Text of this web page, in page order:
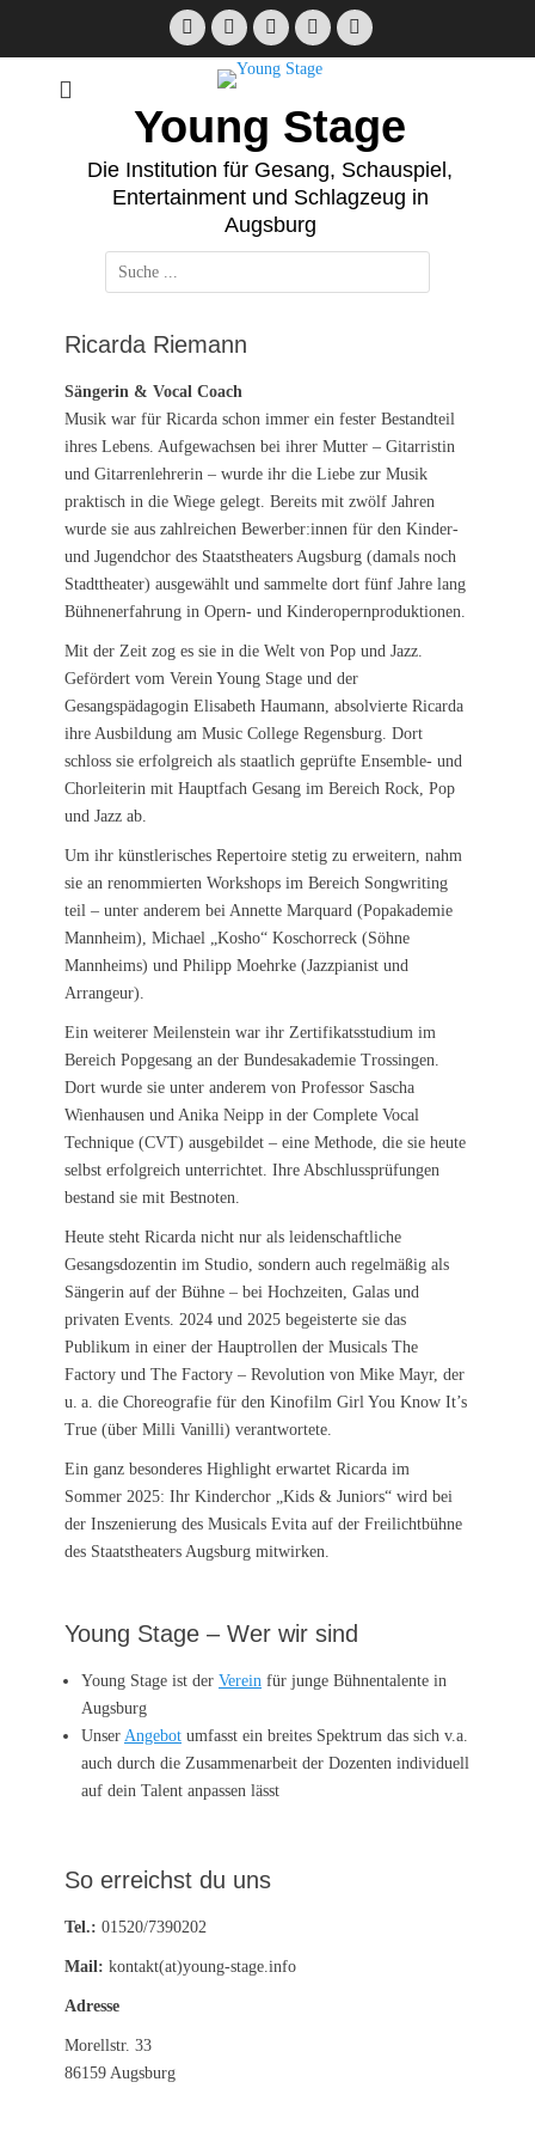
Facebook
E-
Mail
InstagramTelefon Verknüpfung
Young Stage
Die Institution für Gesang, Schauspiel,
Entertainment und Schlagzeug in
Augsburg
Suchen
nach:
Ricarda Riemann
Sängerin & Vocal Coach
Musik war für Ricarda schon immer ein fester Bestandteil
ihres Lebens. Aufgewachsen bei ihrer Mutter – Gitarristin
und Gitarrenlehrerin – wurde ihr die Liebe zur Musik
praktisch in die Wiege gelegt. Bereits mit zwölf Jahren
wurde sie aus zahlreichen Bewerber:innen für den Kinder-
und Jugendchor des Staatstheaters Augsburg (damals noch
Stadttheater) ausgewählt und sammelte dort fünf Jahre lang
Bühnenerfahrung in Opern- und Kinderopernproduktionen.
Mit der Zeit zog es sie in die Welt von Pop und Jazz.
Gefördert vom Verein Young Stage und der
Gesangspädagogin Elisabeth Haumann, absolvierte Ricarda
ihre Ausbildung am Music College Regensburg. Dort
schloss sie erfolgreich als staatlich geprüfte Ensemble- und
Chorleiterin mit Hauptfach Gesang im Bereich Rock, Pop
und Jazz ab.
Um ihr künstlerisches Repertoire stetig zu erweitern, nahm
sie an renommierten Workshops im Bereich Songwriting
teil – unter anderem bei Annette Marquard (Popakademie
Mannheim), Michael „Kosho“ Koschorreck (Söhne
Mannheims) und Philipp Moehrke (Jazzpianist und
Arrangeur).
Ein weiterer Meilenstein war ihr Zertifikatsstudium im
Bereich Popgesang an der Bundesakademie Trossingen.
Dort wurde sie unter anderem von Professor Sascha
Wienhausen und Anika Neipp in der Complete Vocal
Technique (CVT) ausgebildet – eine Methode, die sie heute
selbst erfolgreich unterrichtet. Ihre Abschlussprüfungen
bestand sie mit Bestnoten.
Heute steht Ricarda nicht nur als leidenschaftliche
Gesangsdozentin im Studio, sondern auch regelmäßig als
Sängerin auf der Bühne – bei Hochzeiten, Galas und
privaten Events. 2024 und 2025 begeisterte sie das
Publikum in einer der Hauptrollen der Musicals The
Factory und The Factory – Revolution von Mike Mayr, der
u. a. die Choreografie für den Kinofilm Girl You Know It’s
True (über Milli Vanilli) verantwortete.
Ein ganz besonderes Highlight erwartet Ricarda im
Sommer 2025: Ihr Kinderchor „Kids & Juniors“ wird bei
der Inszenierung des Musicals Evita auf der Freilichtbühne
des Staatstheaters Augsburg mitwirken.
Young Stage – Wer wir sind
Young Stage ist der Verein für junge Bühnentalente in
Augsburg
Unser Angebot umfasst ein breites Spektrum das sich v.a.
auch durch die Zusammenarbeit der Dozenten individuell
auf dein Talent anpassen lässt
So erreichst du uns
Tel.: 01520/7390202
Mail: kontakt(at)young-stage.info
Adresse
Morellstr. 33
86159 Augsburg